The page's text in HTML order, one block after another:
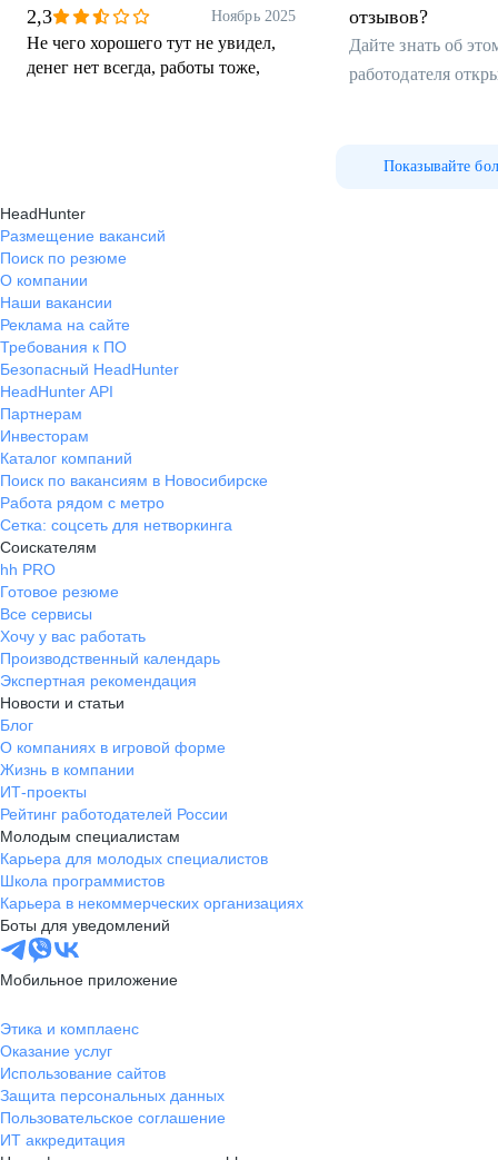
модульных домов
2,3 Ноябрь 2025
Не чего хорошего тут не увидел,
денег нет всегда, работы тоже,
отзывов?
Дайте знать об
работодателя
Показывайте
HeadHunter
Размещение вакансий
Поиск по резюме
О компании
Наши вакансии
Реклама на сайте
Требования к ПО
Безопасный HeadHunter
HeadHunter API
Партнерам
Инвесторам
Каталог компаний
Поиск по вакансиям в Новосибирске
Работа рядом с метро
Сетка: соцсеть для нетворкинга
Соискателям
hh PRO
Готовое резюме
Все сервисы
Хочу у вас работать
Производственный календарь
Экспертная рекомендация
Новости и статьи
Блог
О компаниях в игровой форме
Жизнь в компании
ИТ-проекты
Рейтинг работодателей России
Молодым специалистам
Карьера для молодых специалистов
Школа программистов
Карьера в некоммерческих организациях
Боты для уведомлений
Мобильное приложение
Этика и комплаенс
Оказание услуг
Использование сайтов
Защита персональных данных
Пользовательское соглашение
ИТ аккредитация